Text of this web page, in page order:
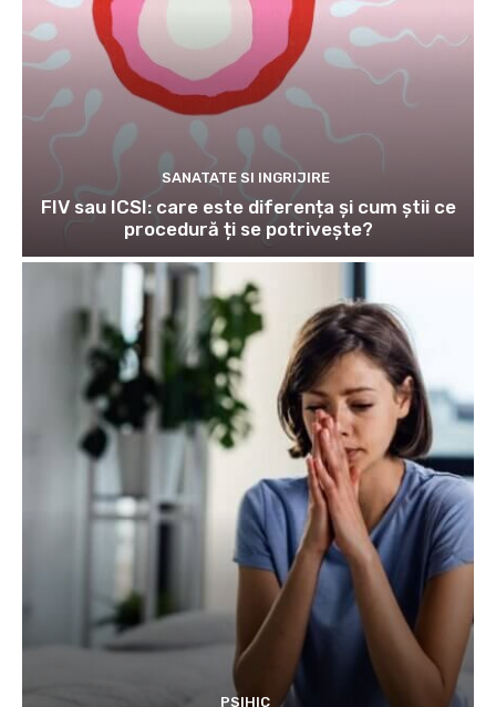
SANATATE SI INGRIJIRE
FIV sau ICSI: care este diferența și cum știi ce
procedură ți se potrivește?
PSIHIC